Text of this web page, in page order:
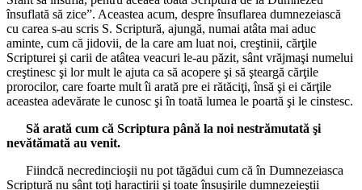
însuflată să zice”. Aceastea acum, despre însuflarea dumnezeiască
cu carea s-au scris S. Scriptură, ajungă, numai atâta mai aduc
aminte, cum că jidovii, de la care am luat noi, creştinii, cărţile
Scripturei şi carii de atâtea veacuri le-au păzit, sânt vrăjmaşi numelui
creştinesc şi lor mult le ajuta ca să acopere şi să şteargă cărţile
prorocilor, care foarte mult îi arată pre ei rătăciţi, însă şi ei cărţile
aceastea adevărate le cunosc şi în toată lumea le poartă şi le cinstesc.
Să arată cum că Scriptura până la noi nestrămutată şi
nevătămată au venit.
Fiindcă necredincioşii nu pot tăgădui cum că în Dumnezeiasca
Scriptură nu sânt toţi haractirii şi toate însuşirile dumnezeieştii